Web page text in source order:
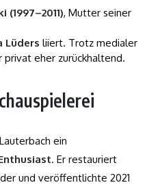
, Mutter seiner
Lüders liiert. Trotz medialer
eher zurückhaltend.
ein
. Er restauriert
und veröffentlichte 2021